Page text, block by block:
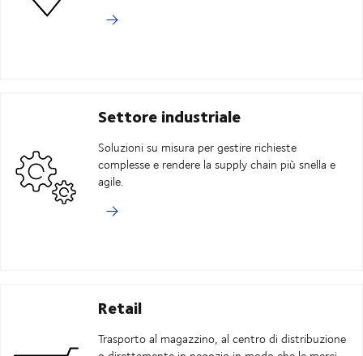
Settore industriale
Soluzioni su misura per gestire richieste
complesse e rendere la supply chain più snella e
agile.
Retail
Trasporto al magazzino, al centro di distribuzione